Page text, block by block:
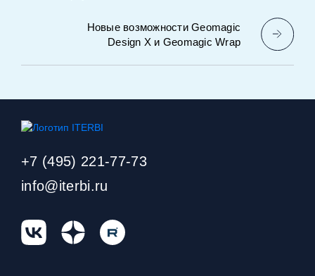
Новые возможности Geomagic
Design X и Geomagic Wrap
+7 (495) 221-77-73
info@iterbi.ru